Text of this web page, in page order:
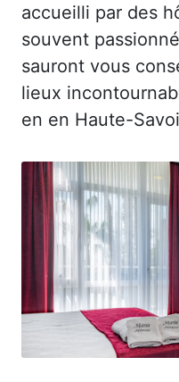
accueilli par des
souvent
sauront vous
lieux
en en Haute-